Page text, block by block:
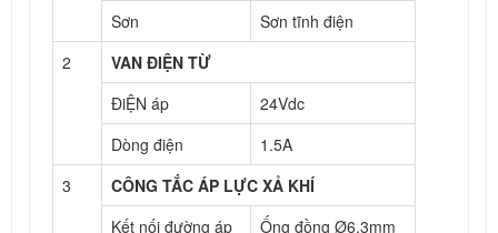
Sơn
Sơn tĩnh điện
2
VAN ĐIỆN TỪ
ĐiỆN áp
24Vdc
Dòng điện
1.5A
3
CÔNG TẮC ÁP LỰC XẢ KHÍ
Kết nối đường áp
Ống đồng Ø6.3mm